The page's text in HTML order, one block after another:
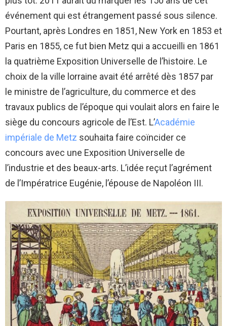
événement qui est étrangement passé sous silence.
Pourtant, après Londres en 1851, New York en 1853 et
Paris en 1855, ce fut bien Metz qui a accueilli en 1861
la quatrième Exposition Universelle de l’histoire. Le
choix de la ville lorraine avait été arrêté dès 1857 par
le ministre de l’agriculture, du commerce et des
travaux publics de l’époque qui voulait alors en faire le
siège du concours agricole de l’Est. L’Académie
impériale de Metz souhaita faire coïncider ce
concours avec une Exposition Universelle de
l’industrie et des beaux-arts. L’idée reçut l’agrément
de l’Impératrice Eugénie, l’épouse de Napoléon III.